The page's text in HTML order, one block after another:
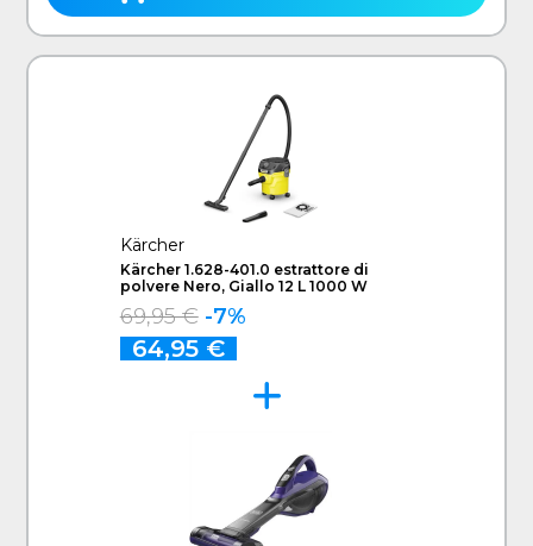
Kärcher
Kärcher 1.628-401.0 estrattore di
polvere Nero, Giallo 12 L 1000 W
69,95 € -7%
64,95 €